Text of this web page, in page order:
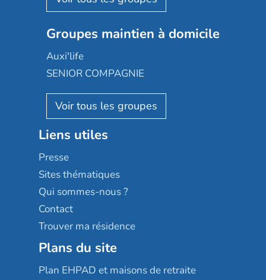
Nexity edenea
Les jardins d'Arcadie
Occitalia
Appartseniors
Reseda
Stella management
Les villages d'or
Sérénys
Résidences services Villa Médicis
Groupe SOS
Le Noble Âge
Almage
Résidalya
Groupe aplus
Groupes maintien à domicile
Auxi'life
SENIOR COMPAGNIE
AGE D'OR Services
Liens utiles
Presse
Sites thématiques
Qui sommes-nous ?
Contact
Trouver ma résidence
Plans du site
Plan EHPAD et maisons de retraite